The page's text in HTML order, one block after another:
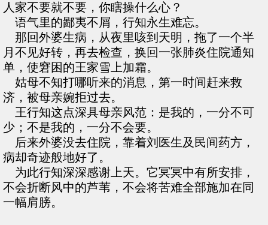
人家不要就不要，你瞎操什么心？
语气里的鄙夷不屑，行知永生难忘。
那回外婆生病，从夜里咳到天明，拖了一个半
月不见好转，再去检查，换回一张肺炎住院通知
单，使窘困的王家雪上加霜。
姑母不知打哪听来的消息，第一时间赶来救
济，被母亲婉拒过去。
王行知这点深具母亲风范：是我的，一分不可
少；不是我的，一分不会要。
后来外婆没去住院，靠着刘医生及民间药方，
病却奇迹般地好了。
为此行知深深感谢上天。它冥冥中有所安排，
不会折断风中的芦苇，不会将苦难全部施加在同
一幅肩膀。